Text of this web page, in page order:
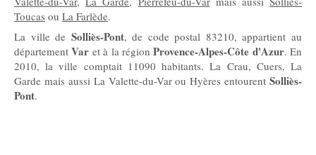
Toucas ou La Farlède.
La ville de Solliès-Pont, de code postal 83210, appartient au
départementVar et à la régionProvence-Alpes-Côte d'Azur. En
2010, la ville comptait 11090 habitants. La Crau, Cuers, La
Garde mais aussi La Valette-du-Var ou Hyères entourent Solliès-
Pont.